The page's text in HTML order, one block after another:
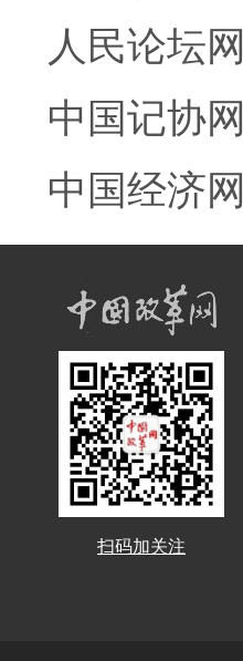
人民论坛网
中国记协网
中国经济网
扫码加关注